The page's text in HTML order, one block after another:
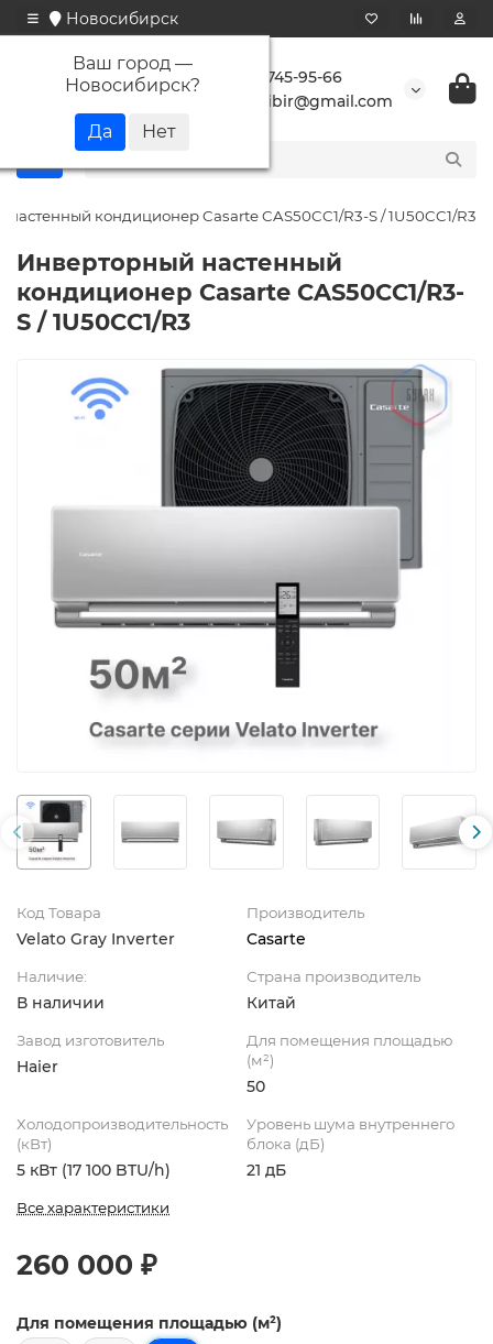
Новосибирск
Ваш город —
Новосибирск?
+7 923 745-95-66
buransibir@gmail.com
кондиционер Casarte CAS50CC1/R3-S / 1U50CC1/R3
Инверторный настенный
кондиционер Casarte CAS50CC1/R3-
S / 1U50CC1/R3
Код Товара
Velato Gray Inverter
Производитель
Casarte
Наличие:
В наличии
Страна производитель
Китай
Завод изготовитель
Haier
Для помещения площадью
(м²)
50
Холодопроизводительность
(кВт)
5 кВт (17 100 BTU/h)
Уровень шума внутреннего
блока (дБ)
21 дБ
Все характеристики
260 000 ₽
Для помещения площадью (м²)